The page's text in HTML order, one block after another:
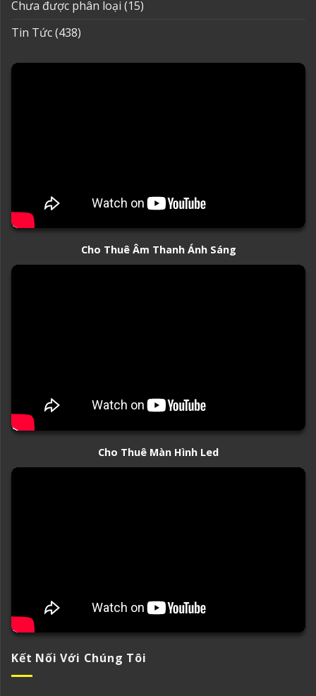
Chưa được phân loại (15)
Tin Tức(438)
Cho Thuê Âm Thanh Ánh Sáng
Cho Thuê Màn Hình Led
Kết Nối Với Chúng Tôi